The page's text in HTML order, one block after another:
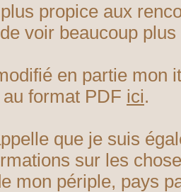
propice aux
voir beaucoup
en partie mon
format PDF ici.
que je suis
sur les
mon périple, pays